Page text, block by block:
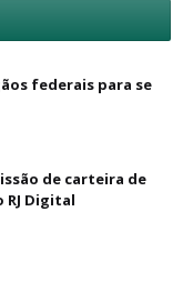
federais para se
de carteira de
Digital